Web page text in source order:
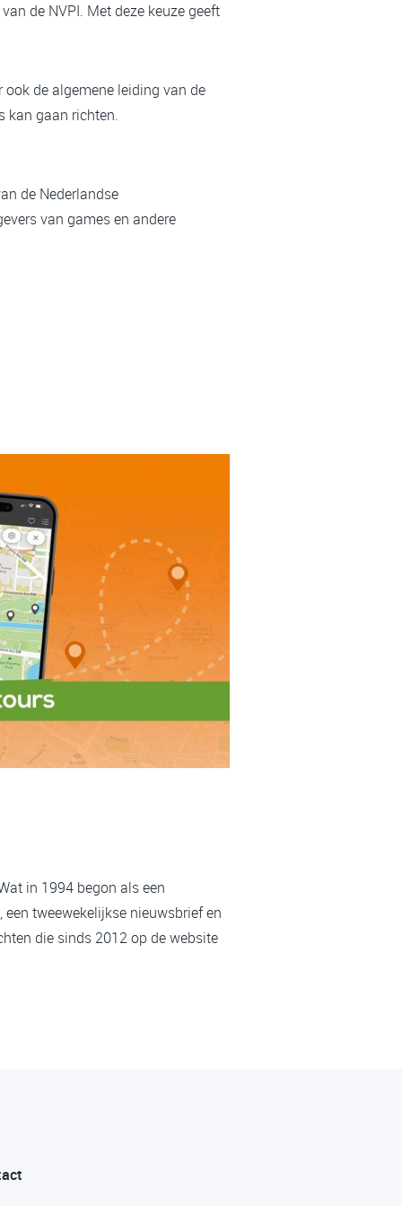
de NVPI. Met deze keuze geeft
de algemene leiding van de
kan gaan richten.
de Nederlandse
van games en andere
in 1994 begon als een
tweewekelijkse nieuwsbrief en
die sinds 2012 op de website